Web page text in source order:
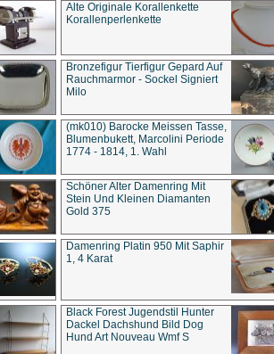
Alte Originale Korallenkette
Korallenperlenkette
Bronzefigur Tierfigur Gepard Auf
Rauchmarmor - Sockel Signiert
Milo
(mk010) Barocke Meissen Tasse,
Blumenbukett, Marcolini Periode
1774 - 1814, 1. Wahl
Schöner Alter Damenring Mit
Stein Und Kleinen Diamanten
Gold 375
Damenring Platin 950 Mit Saphir
1, 4 Karat
Black Forest Jugendstil Hunter
Dackel Dachshund Bild Dog
Hund Art Nouveau Wmf S